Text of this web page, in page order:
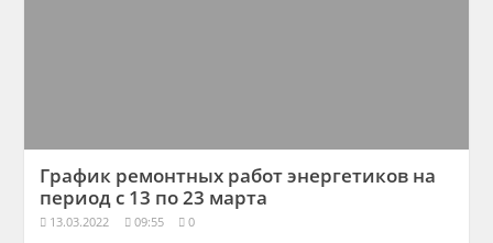
График ремонтных работ энергетиков на
период с 13 по 23 марта
13.03.2022 09:55 0